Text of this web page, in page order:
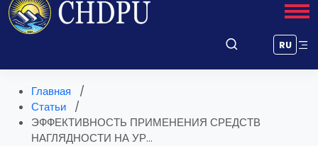
RU
Главная
Статьи
ЭФФЕКТИВНОСТЬ ПРИМЕНЕНИЯ СРЕДСТВ
НАГЛЯДНОСТИ НА УР...